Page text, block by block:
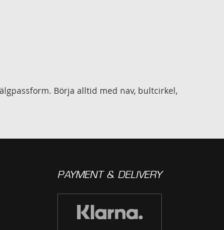
Börja alltid med nav, bultcirkel,
PAYMENT & DELIVERY